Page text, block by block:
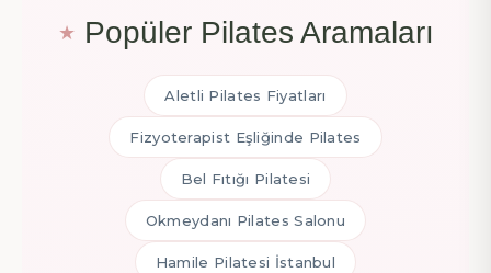
Popüler Pilates Aramaları
Aletli Pilates Fiyatları
Fizyoterapist Eşliğinde Pilates
Bel Fıtığı Pilatesi
Okmeydanı Pilates Salonu
Hamile Pilatesi İstanbul